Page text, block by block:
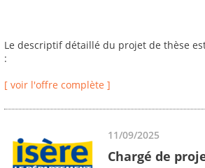
Le descriptif détaillé du projet de thèse
:
[ voir l'offre complète ]
11/09/2025
Chargé de